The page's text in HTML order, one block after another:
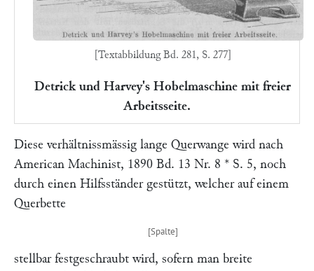
[Textabbildung Bd. 281, S. 277]
Detrick und Harvey's Hobelmaschine mit freier
Arbeitsseite.
Diese verhältnissmässig lange Querwange wird nach
American Machinist, 1890 Bd. 13 Nr. 8 * S. 5, noch
durch einen Hilfsständer gestützt, welcher auf einem
Querbette
stellbar festgeschraubt wird, sofern man breite